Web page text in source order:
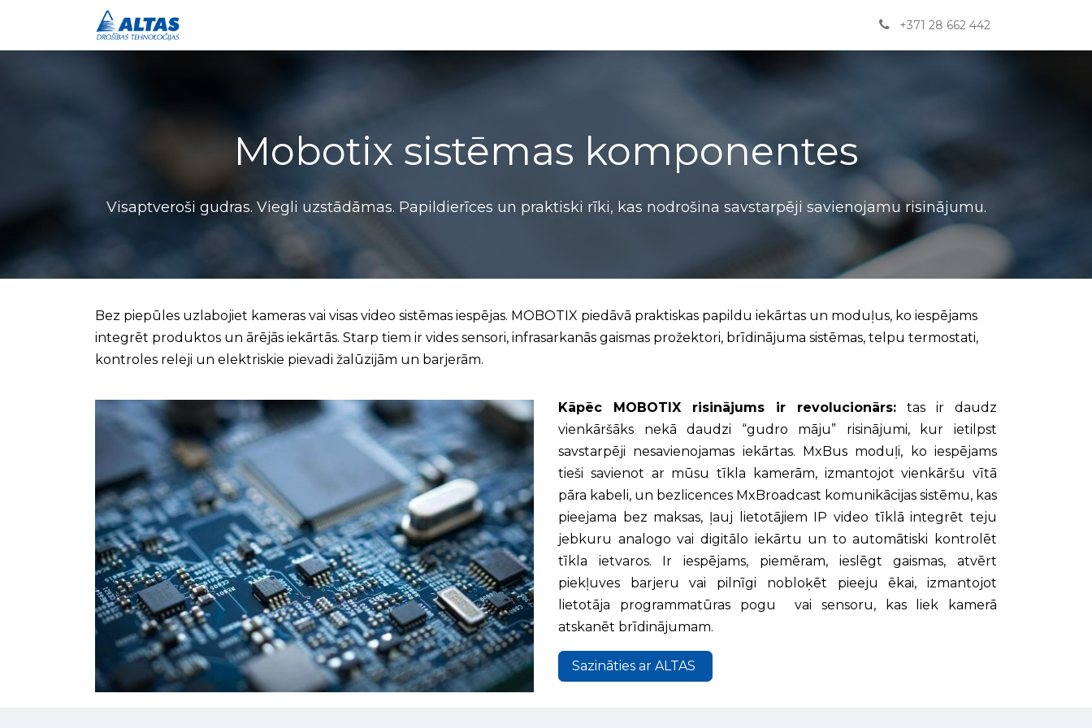
BUJ Kontakti
+371 28 662 442
Mobotix sistēmas komponentes
Visaptveroši gudras. Viegli uzstādāmas. Papildierīces un praktiski rīki, kas nodrošina savstarpēji savienojamu risinājumu.
Bez piepūles uzlabojiet kameras vai visas video sistēmas iespējas. MOBOTIX piedāvā praktiskas papildu iekārtas un moduļus, ko iespējams
integrēt produktos un ārējās iekārtās. Starp tiem ir vides sensori, infrasarkanās gaismas prožektori, brīdinājuma sistēmas, telpu termostati,
kontroles releji un elektriskie pievadi žalūzijām un barjerām.
Kāpēc MOBOTIX risinājums ir revolucionārs: tas ir daudz
vienkāršāks nekā daudzi “gudro māju” risinājumi, kur ietilpst
savstarpēji nesavienojamas iekārtas. MxBus moduļi, ko iespējams
tieši savienot ar mūsu tīkla kamerām, izmantojot vienkāršu vītā
pāra kabeli, un bezlicences MxBroadcast komunikācijas sistēmu, kas
pieejama bez maksas, ļauj lietotājiem IP video tīklā integrēt teju
jebkuru analogo vai digitālo iekārtu un to automātiski kontrolēt
tīkla ietvaros. Ir iespējams, piemēram, ieslēgt gaismas, atvērt
piekļuves barjeru vai pilnīgi nobloķēt pieeju ēkai, izmantojot
lietotāja programmatūras pogu vai sensoru, kas liek kamerā
atskanēt brīdinājumam.
Sazināties ar ALTAS